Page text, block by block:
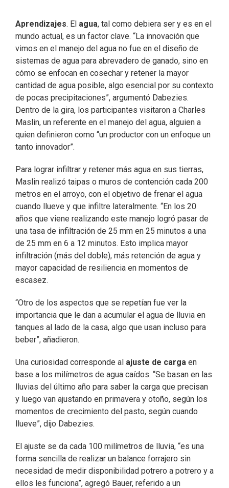
Aprendizajes. El agua, tal como debiera ser y es en el
mundo actual, es un factor clave. “La innovación que
vimos en el manejo del agua no fue en el diseño de
sistemas de agua para abrevadero de ganado, sino en
cómo se enfocan en cosechar y retener la mayor
cantidad de agua posible, algo esencial por su contexto
de pocas precipitaciones”, argumentó Dabezies.
Dentro de la gira, los participantes visitaron a Charles
Maslin, un referente en el manejo del agua, alguien a
quien definieron como “un productor con un enfoque un
tanto innovador”.
Para lograr infiltrar y retener más agua en sus tierras,
Maslin realizó taipas o muros de contención cada 200
metros en el arroyo, con el objetivo de frenar el agua
cuando llueve y que infiltre lateralmente. “En los 20
años que viene realizando este manejo logró pasar de
una tasa de infiltración de 25 mm en 25 minutos a una
de 25 mm en 6 a 12 minutos. Esto implica mayor
infiltración (más del doble), más retención de agua y
mayor capacidad de resiliencia en momentos de
escasez.
“Otro de los aspectos que se repetían fue ver la
importancia que le dan a acumular el agua de lluvia en
tanques al lado de la casa, algo que usan incluso para
beber”, añadieron.
Una curiosidad corresponde al ajuste de carga en
base a los milímetros de agua caídos. “Se basan en las
lluvias del último año para saber la carga que precisan
y luego van ajustando en primavera y otoño, según los
momentos de crecimiento del pasto, según cuando
llueve”, dijo Dabezies.
El ajuste se da cada 100 milímetros de lluvia, “es una
forma sencilla de realizar un balance forrajero sin
necesidad de medir disponibilidad potrero a potrero y a
ellos les funciona”, agregó Bauer, referido a un